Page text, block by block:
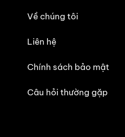
Về chúng tôi
Liên hệ
Chính sách bảo mật
Câu hỏi thường gặp